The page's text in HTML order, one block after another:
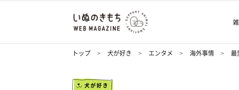
トップ 犬が好き エンタメ 海外事情 最
犬が好き